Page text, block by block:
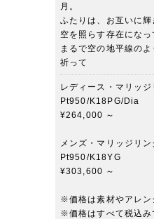
月。
ふたりは、お互いに
空を照らす存在になっ
まるで空の地平線の
祈って
レディース・マリッジ
Pt950/K18PG/Dia
¥264,000 ～
メンズ・マリッジリン
Pt950/K18YG
¥303,600 ～
※価格は素材やアレン
※価格はすべて税込み